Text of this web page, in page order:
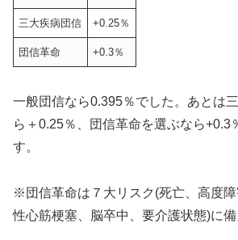
三大疾病団信 +0.25％
団信革命 +0.3％
一般団信なら0.395％でした。あとは
ら＋0.25％、団信革命を選ぶなら+0.3
す。
※団信革命は７大リスク(死亡、高度
性心筋梗塞、脳卒中、要介護状態)に